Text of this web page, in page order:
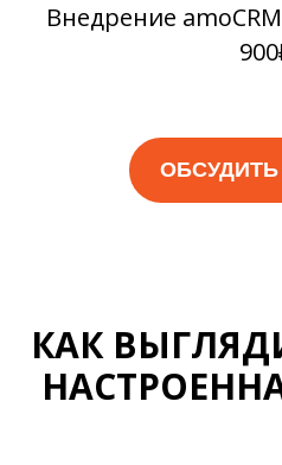
Внедрение
КАК